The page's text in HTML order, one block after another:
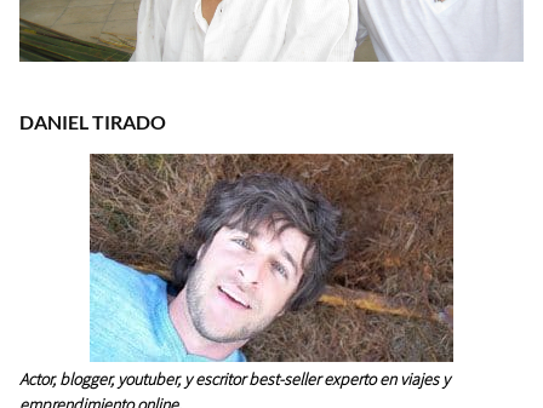
DANIEL TIRADO
Actor, blogger, youtuber, y escritor best-seller experto en viajes y